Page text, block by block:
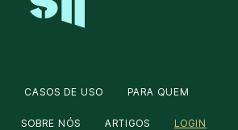
CASOS DE USO PARA QUEM
SOBRE NÓS ARTIGOS LOGIN